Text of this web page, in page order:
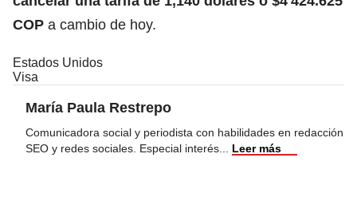
COP a cambio de hoy.
Estados Unidos
Visa
María Paula Restrepo
Comunicadora social y periodista con habilidades en redacción
SEO y redes sociales. Especial interés
Leer más